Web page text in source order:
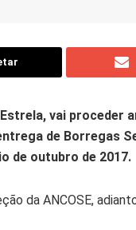
vai proceder
de Borregas
de outubro de 2017.
da ANCOSE,